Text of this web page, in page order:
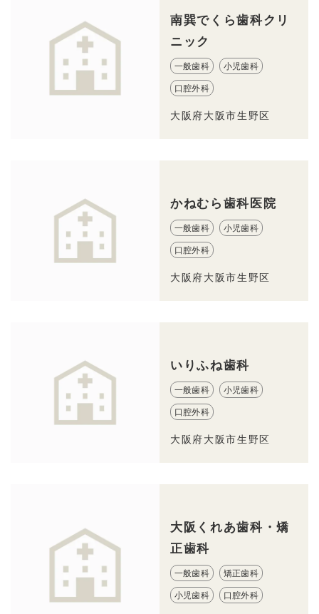
南巽でくら歯科クリ
ニック
一般歯科 小児歯科
口腔外科
大阪府大阪市生野区
かねむら歯科医院
一般歯科 小児歯科
口腔外科
大阪府大阪市生野区
いりふね歯科
一般歯科 小児歯科
口腔外科
大阪府大阪市生野区
大阪くれあ歯科・矯
正歯科
一般歯科 矯正歯科
小児歯科 口腔外科